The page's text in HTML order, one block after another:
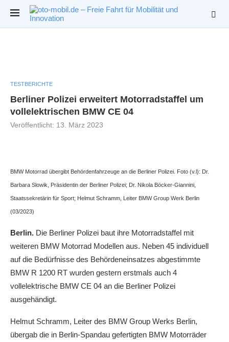
TESTBERICHTE
Berliner Polizei erweitert Motorradstaffel um
vollelektrischen BMW CE 04
Veröffentlicht: 13. März 2023
BMW Motorrad übergibt Behördenfahrzeuge an die Berliner Polizei. Foto (v.l): Dr.
Barbara Slowik, Präsidentin der Berliner Polizei; Dr. Nikola Böcker-Giannini,
Staatssekretärin für Sport; Helmut Schramm, Leiter BMW Group Werk Berlin
(03/2023)
Berlin. Die Berliner Polizei baut ihre Motorradstaffel mit
weiteren BMW Motorrad Modellen aus. Neben 45 individuell
auf die Bedürfnisse des Behördeneinsatzes abgestimmte
BMW R 1200 RT wurden gestern erstmals auch 4
vollelektrische BMW CE 04 an die Berliner Polizei
ausgehändigt.
Helmut Schramm, Leiter des BMW Group Werks Berlin,
übergab die in Berlin-Spandau gefertigten BMW Motorräder